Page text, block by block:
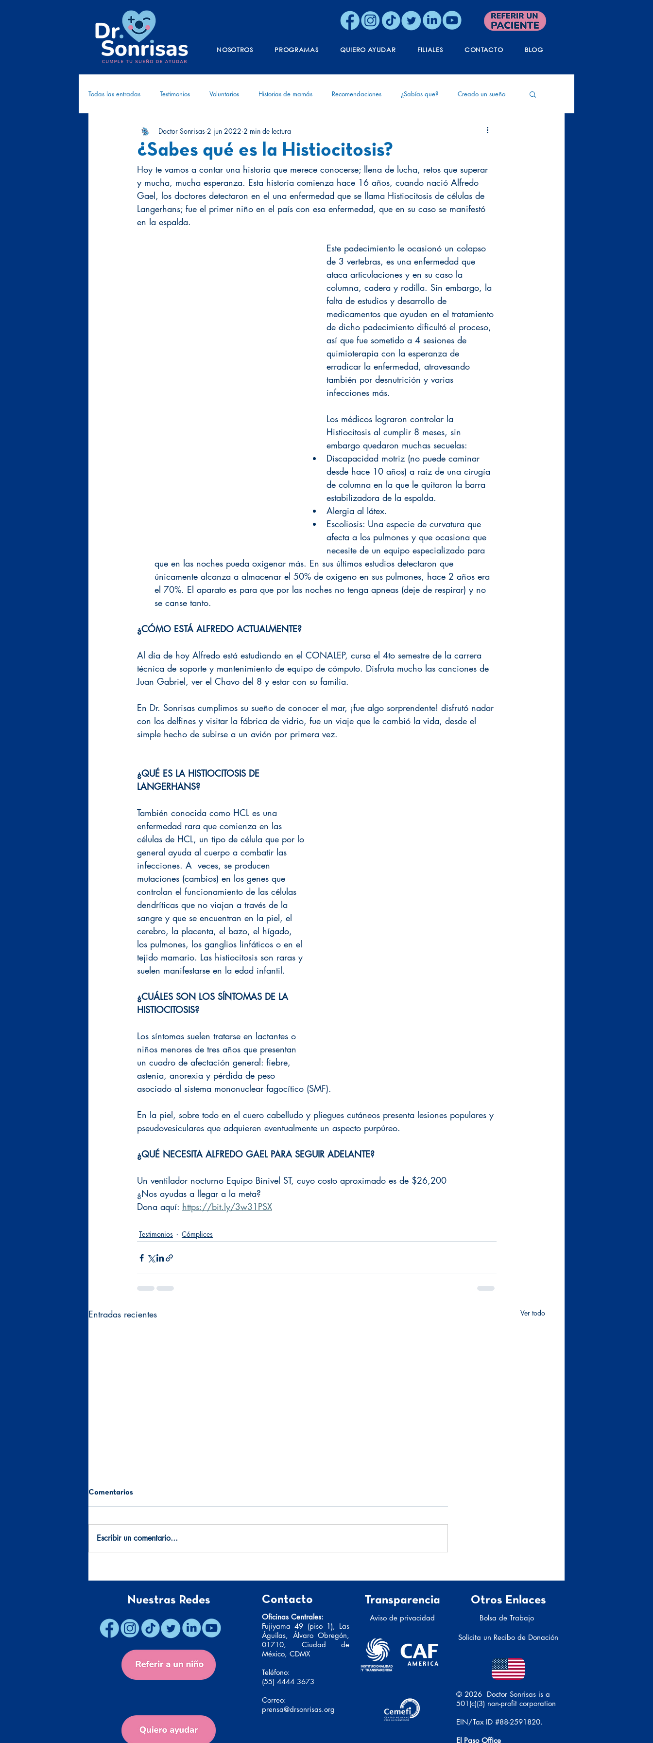
NOSOTROS PROGRAMAS QUIERO AYUDAR FILIALES CONTACTO BLOG
Todas las entradas Testimonios Voluntarios Historias de mamás Recomendaciones ¿Sabías que? Creado un sueño
Investigación Crónica Vida Aniversario Tanatología
¿Sabes qué es la Histiocitosis?
Doctor Sonrisas 2 jun 2022 2 min de lectura
Hoy te vamos a contar una historia que merece conocerse; llena de lucha, retos que superar
y mucha, mucha esperanza. Esta historia comienza hace 16 años, cuando nació Alfredo
Gael, los doctores detectaron en el una enfermedad que se llama Histiocitosis de células de
Langerhans; fue el primer niño en el país con esa enfermedad, que en su caso se manifestó
en la espalda.
Este padecimiento le ocasionó un colapso
de 3 vertebras, es una enfermedad que
ataca articulaciones y en su caso la
columna, cadera y rodilla. Sin embargo, la
falta de estudios y desarrollo de
medicamentos que ayuden en el tratamiento
de dicho padecimiento dificultó el proceso,
así que fue sometido a 4 sesiones de
quimioterapia con la esperanza de
erradicar la enfermedad, atravesando
también por desnutrición y varias
infecciones más.
Los médicos lograron controlar la
Histiocitosis al cumplir 8 meses, sin
embargo quedaron muchas secuelas:
Discapacidad motriz (no puede caminar
desde hace 10 años) a raíz de una cirugía
de columna en la que le quitaron la barra
estabilizadora de la espalda.
Alergia al látex.
Escoliosis: Una especie de curvatura que
afecta a los pulmones y que ocasiona que
necesite de un equipo especializado para
que en las noches pueda oxigenar más. En sus últimos estudios detectaron que
únicamente alcanza a almacenar el 50% de oxigeno en sus pulmones, hace 2 años era
el 70%. El aparato es para que por las noches no tenga apneas (deje de respirar) y no
se canse tanto.
¿CÓMO ESTÁ ALFREDO ACTUALMENTE?
Al día de hoy Alfredo está estudiando en el CONALEP, cursa el 4to semestre de la carrera
técnica de soporte y mantenimiento de equipo de cómputo. Disfruta mucho las canciones de
Juan Gabriel, ver el Chavo del 8 y estar con su familia.
En Dr. Sonrisas cumplimos su sueño de conocer el mar, ¡fue algo sorprendente! disfrutó nadar
con los delfines y visitar la fábrica de vidrio, fue un viaje que le cambió la vida, desde el
simple hecho de subirse a un avión por primera vez.
¿QUÉ ES LA HISTIOCITOSIS DE
LANGERHANS?
También conocida como HCL es una
enfermedad rara que comienza en las
células de HCL, un tipo de célula que por lo
general ayuda al cuerpo a combatir las
infecciones. A  veces, se producen
mutaciones (cambios) en los genes que
controlan el funcionamiento de las células
dendríticas que no viajan a través de la
sangre y que se encuentran en la piel, el
cerebro, la placenta, el bazo, el hígado,
los pulmones, los ganglios linfáticos o en el
tejido mamario. Las histiocitosis son raras y
suelen manifestarse en la edad infantil.
¿CUÁLES SON LOS SÍNTOMAS DE LA
HISTIOCITOSIS?
Los síntomas suelen tratarse en lactantes o
niños menores de tres años que presentan
un cuadro de afectación general: fiebre,
astenia, anorexia y pérdida de peso
asociado al sistema mononuclear fagocítico (SMF).
En la piel, sobre todo en el cuero cabelludo y pliegues cutáneos presenta lesiones populares y
pseudovesiculares que adquieren eventualmente un aspecto purpúreo.
¿QUÉ NECESITA ALFREDO GAEL PARA SEGUIR ADELANTE?
Un ventilador nocturno Equipo Binivel ST, cuyo costo aproximado es de $26,200
¿Nos ayudas a llegar a la meta?
Dona aquí: https://bit.ly/3w31PSX
Testimonios Cómplices
Entradas recientes Ver todo
Comentarios
Escribir un comentario...
Nuestras Redes Contacto
Oficinas Centrales:
Fujiyama 49 (piso 1), Las
Águilas, Álvaro Obregón,
01710, Ciudad de
México, CDMX
Teléfono:
(55) 4444 3673
Correo:
prensa@drsonrisas.org
Transparencia
Aviso de privacidad
Otros Enlaces
Bolsa de Trabajo
Solicita un Recibo de Donación
© 2026 Doctor Sonrisas is a
501(c)(3) non-profit corporation
EIN/Tax ID #88-2591820.
El Paso Office